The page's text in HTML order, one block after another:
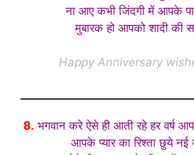
ना आए कभी जिंदगी में आपके
मुबारक हो आपको शादी की
Happy Anniversary
8. भगवान करे ऐसे ही आती रहे हर वर्ष
आपके प्यार का रिश्ता छुये